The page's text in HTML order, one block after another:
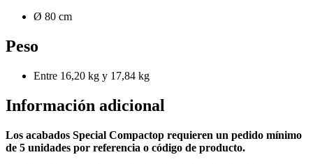
Ø 80 cm
Peso
Entre 16,20 kg y 17,84 kg
Información adicional
Los acabados Special Compactop requieren un pedido mínimo
de 5 unidades por referencia o código de producto.